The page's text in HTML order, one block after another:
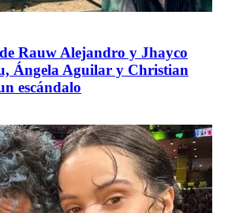
Rauw Alejandro y Jhayco
Ángela Aguilar y Christian
escándalo